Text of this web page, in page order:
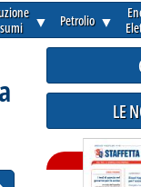
▼ Petrolio ▼
LE